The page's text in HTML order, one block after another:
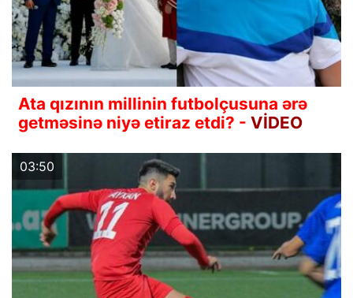
Ata qızının millinin futbolçusuna ərə
getməsinə niyə etiraz etdi? - VİDEO
03:50